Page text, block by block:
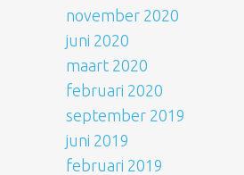
november 2020
juni 2020
maart 2020
februari 2020
september 2019
juni 2019
februari 2019